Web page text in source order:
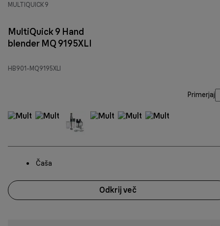
MULTIQUICK 9
MultiQuick 9 Hand
blender MQ 9195XLI
HB901-MQ9195XLI
Primerjaj
Čaša
Odkrij več